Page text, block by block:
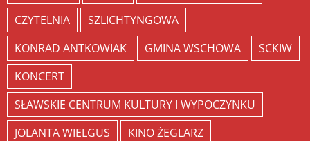
CZYTELNIA
SZLICHTYNGOWA
KONRAD ANTKOWIAK
GMINA WSCHOWA
SCKIW
KONCERT
SŁAWSKIE CENTRUM KULTURY I WYPOCZYNKU
JOLANTA WIELGUS
KINO ŻEGLARZ